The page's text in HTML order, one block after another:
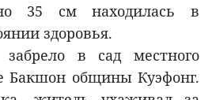
35 см находилась в
здоровья.
в сад местного
Бакшон общины Куэфонг.